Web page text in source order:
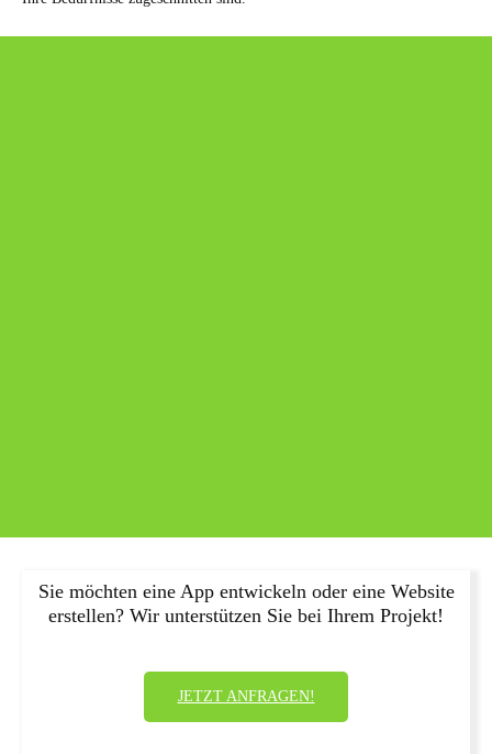
Sie möchten eine App entwickeln oder eine Website
erstellen? Wir unterstützen Sie bei Ihrem Projekt!
JETZT ANFRAGEN!